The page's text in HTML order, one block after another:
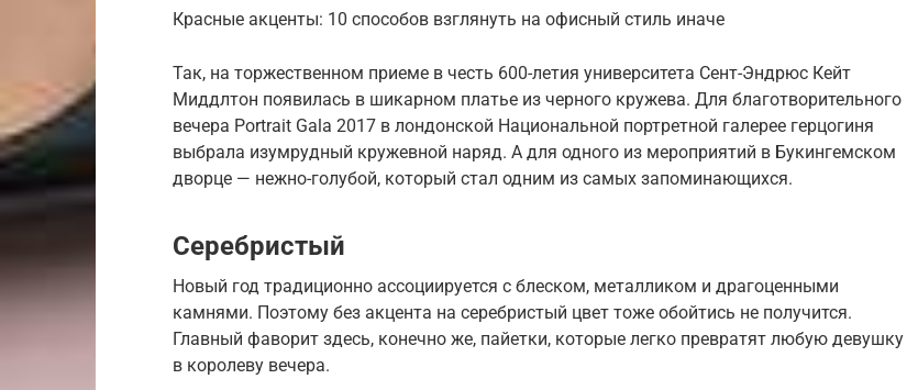
Красные акценты: 10 способов взглянуть на офисный стиль иначе
Так, на торжественном приеме в честь 600-летия университета Сент-Эндрюс Кейт
Миддлтон появилась в шикарном платье из черного кружева. Для благотворительного
вечера Portrait Gala 2017 в лондонской Национальной портретной галерее герцогиня
выбрала изумрудный кружевной наряд. А для одного из мероприятий в Букингемском
дворце — нежно-голубой, который стал одним из самых запоминающихся.
Серебристый
Новый год традиционно ассоциируется с блеском, металликом и драгоценными
камнями. Поэтому без акцента на серебристый цвет тоже обойтись не получится.
Главный фаворит здесь, конечно же, пайетки, которые легко превратят любую девушку
в королеву вечера.